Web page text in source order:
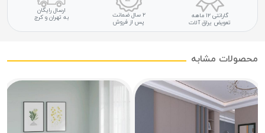
گارانتی ۱۲ ماهه
تعویض یراق آلات
۲ سال ضمانت
پس از فروش
ارسال رایگان
به تهران و کرج
محصولات مشابه